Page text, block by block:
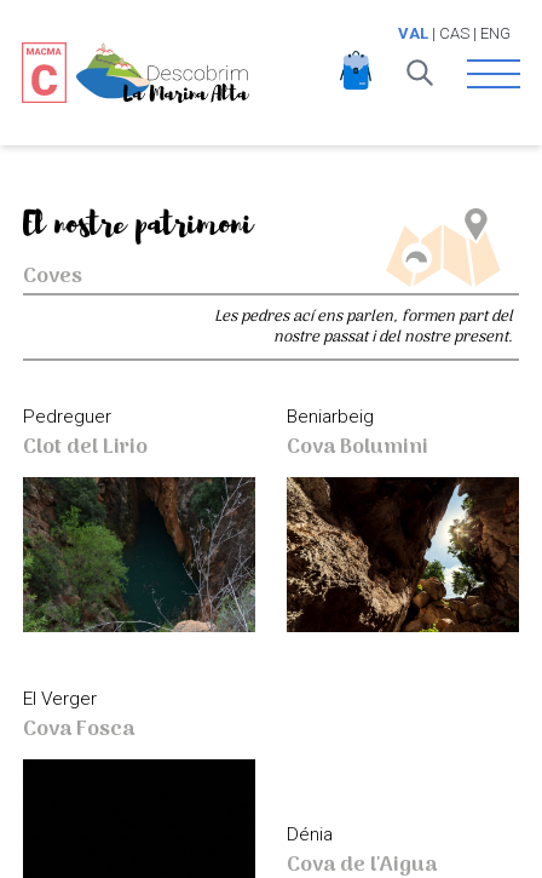
VAL| CAS| ENG
Open
El nostre patrimoni
Coves
Les pedres ací ens parlen, formen part del
nostre passat i del nostre present.
Pedreguer
Clot del Lirio
Beniarbeig
Cova Bolumini
El Verger
Cova Fosca
Dénia
Cova de l'Aigua